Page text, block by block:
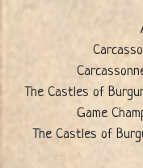
The Castles of
Game
The Castles of